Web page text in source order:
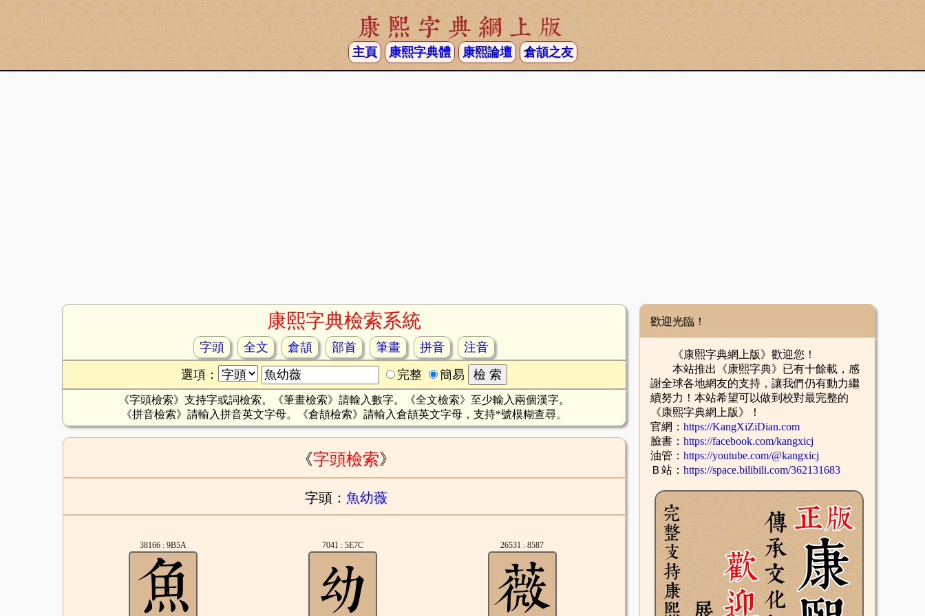
康熙字典網上版
主頁 康熙字典體 康熙論壇 倉頡之友
康熙字典檢索系統
字頭 全文 倉頡 部首 筆畫 拼音
注音
選項：
完整 簡易
《字頭檢索》支持字或詞檢索。《筆畫檢索》請輸入數字。《全文檢索》至少輸入兩個漢字。
《拼音檢索》請輸入拼音英文字母。《倉頡檢索》請輸入倉頡英文字母，支持*號模糊查尋。
《字頭檢索》
字頭： 魚幼薇
38166 : 9B5A 7041 : 5E7C 26531 : 8587
歡迎光臨！
《康熙字典網上版》歡迎您！
本站推出《康熙字典》已有十餘載，感
謝全球各地網友的支持，讓我們仍有動力繼
續努力！本站希望可以做到校對最完整的
《康熙字典網上版》！
官網： https://KangXiZiDian.com
臉書： https://facebook.com/kangxicj
油管： https://youtube.com/@kangxicj
Ｂ站： https://space.bilibili.com/362131683